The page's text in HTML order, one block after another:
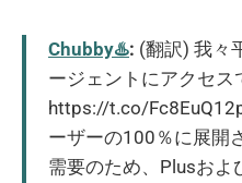
Chubby♨️: (翻訳) 我々
ージェントにアクセ
https://t.co/
ーザーの100％に展開
需要のため、Plusおよ